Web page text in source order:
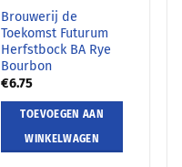
Brouwerij de
Toekomst Futurum
Herfstbock BA Rye
Bourbon
€6.75
TOEVOEGEN AAN
WINKELWAGEN